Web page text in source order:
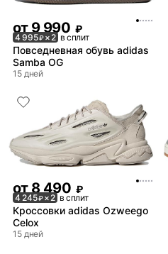
от9 990 ₽
4 995₽× 2 в сплит
Повседневная обувь adidas
Samba OG
15 дней
от8 490 ₽
4 245₽× 2 в сплит
Кроссовки adidas Ozweego
Celox
15 дней